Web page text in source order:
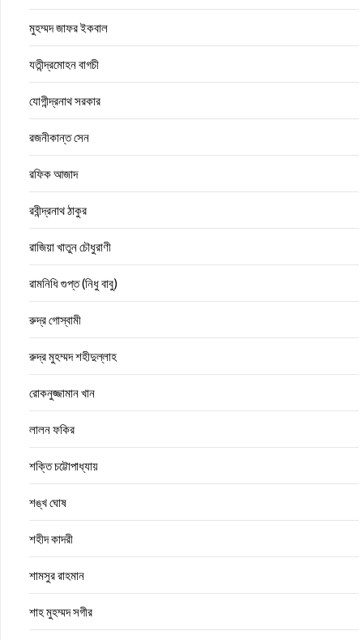
মুহম্মদ জাফর ইকবাল
যতীন্দ্রমোহন বাগচী
যোগীন্দ্রনাথ সরকার
রজনীকান্ত সেন
রফিক আজাদ
রবীন্দ্রনাথ ঠাকুর
রাজিয়া খাতুন চৌধুরাণী
রামনিধি গুপ্ত (নিধু বাবু)
রুদ্র গোস্বামী
রুদ্র মুহম্মদ শহীদুল্লাহ
রোকনুজ্জামান খান
লালন ফকির
শক্তি চট্টোপাধ্যায়
শঙ্খ ঘোষ
শহীদ কাদরী
শামসুর রাহমান
শাহ মুহম্মদ সগীর